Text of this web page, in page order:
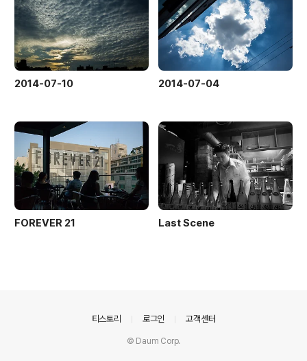
2014-07-10 2014-07-04
FOREVER 21 Last Scene
티스토리 로그인 고객센터
© Daum Corp.